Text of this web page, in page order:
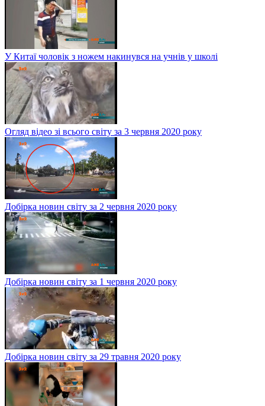
У Китаї чоловік з ножем накинувся на учнів у школі
Огляд відео зі всього світу за 3 червня 2020 року
Добірка новин світу за 2 червня 2020 року
Добірка новин світу за 1 червня 2020 року
Добірка новин світу за 29 травня 2020 року